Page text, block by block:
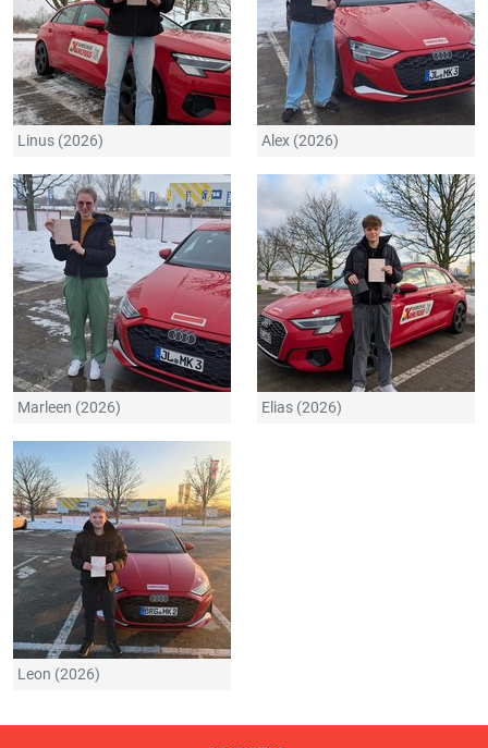
Linus (2026) Alex (2026)
Marleen (2026) Elias (2026)
Leon (2026)